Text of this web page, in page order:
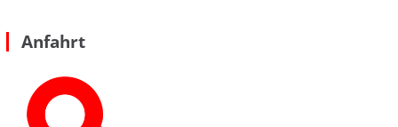
Anfahrt